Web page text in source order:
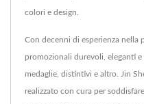
colori e design.
Con decenni di esperienza
promozionali durevoli, eleganti
medaglie, distintivi e altro. Jin
realizzato con cura per